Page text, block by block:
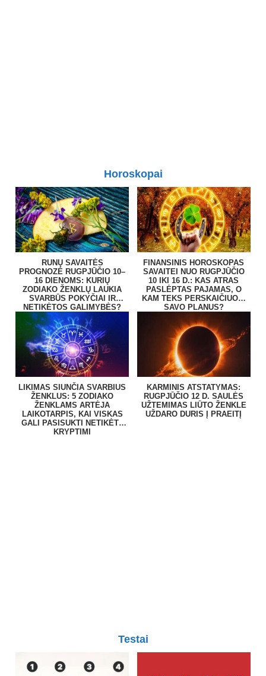
Horoskopai
RUNŲ SAVAITĖS
PROGNOZĖ RUGPJŪČIO 10–
16 DIENOMS: KURIŲ
ZODIAKO ŽENKLŲ LAUKIA
SVARBŪS POKYČIAI IR
NETIKĖTOS GALIMYBĖS?
FINANSINIS HOROSKOPAS
SAVAITEI NUO RUGPJŪČIO
10 IKI 16 D.: KAS ATRAS
PASLĖPTAS PAJAMAS, O
KAM TEKS PERSKAIČIUOTI
SAVO PLANUS?
LIKIMAS SIUNČIA SVARBIUS
ŽENKLUS: 5 ZODIAKO
ŽENKLAMS ARTĖJA
LAIKOTARPIS, KAI VISKAS
GALI PASISUKTI NETIKĖTA
KRYPTIMI
KARMINIS ATSTATYMAS:
RUGPJŪČIO 12 D. SAULĖS
UŽTEMIMAS LIŪTO ŽENKLE
UŽDARO DURIS Į PRAEITĮ
Testai